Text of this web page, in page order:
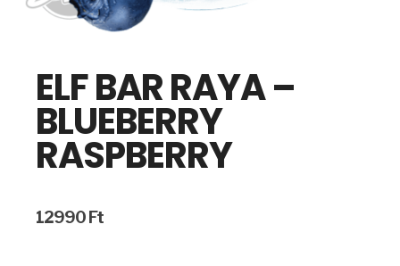
ELF BAR RAYA –
BLUEBERRY
RASPBERRY
12990 Ft